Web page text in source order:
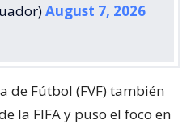
August 7, 2026
de Fútbol (FVF) también
la FIFA y puso el foco en